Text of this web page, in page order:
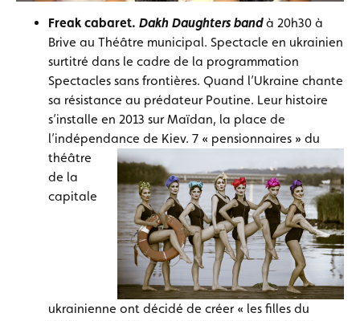
Freak cabaret. Dakh Daughters bandà 20h30 à
Brive au Théâtre municipal. Spectacle en ukrainien
surtitré dans le cadre de la programmation
Spectacles sans frontières. Quand l’Ukraine chante
sa résistance au prédateur Poutine. Leur histoire
s’installe en 2013 sur Maïdan, la place de
l’indépendance de Kiev. 7 « pensionnaires » du
théâtre
de la
capitale
ukrainienne ont décidé de créer « les filles du